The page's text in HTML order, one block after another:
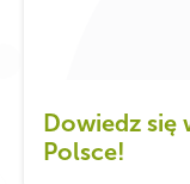
Dowiedz się
Polsce!